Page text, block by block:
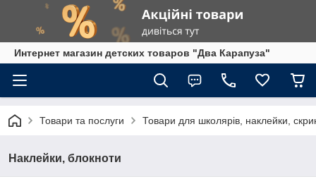
Интернет магазин детских товаров "Два Карапуза"
Товари та послуги Товари для школярів, наклейки,
Наклейки, блокноти